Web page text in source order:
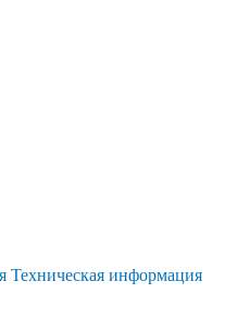
Техническая информация